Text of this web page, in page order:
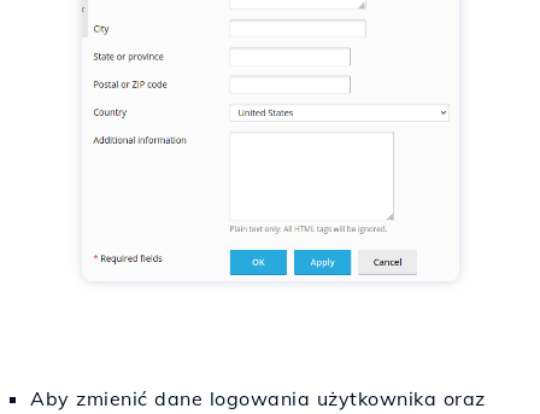
Aby zmienić dane logowania użytkownika oraz